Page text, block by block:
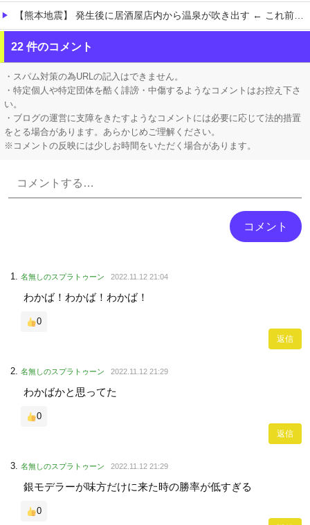
【熊本地震】 発生後に居酒屋店内から温泉が吹き出す ← これ前触れじゃね？
【ホロEN】 カリオペ、劇場版『メイドインアビス』第一部の主題歌を担当！『アニソン歌手としてもどんどん駆け上がってるな』
【ホロライブ】 シャインマスカットとかいう物体贈答品として優秀すぎるよな
22 件のコメント
・スパム対策の為URLの記入はできません。
・特定個人や特定団体を酷く誹謗・中傷するようなコメントはお控え下さ
い。
・ブログの運営に支障をきたすようなコメントには必要に応じて法的措置
をとる場合があります。あらかじめご理解ください。
※コメントの反映には少しお時間をいただく場合があります。
名無しのスプラトゥーン 2022.11.12 21:04
わかば！わかば！わかば！
0
返信
名無しのスプラトゥーン 2022.11.12 21:29
わかばかと思ってた
0
返信
名無しのスプラトゥーン 2022.11.12 21:29
銀モデラーが味方だけに来た時の勝率が低すぎる
0